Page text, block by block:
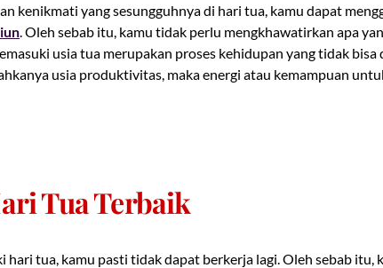
kenikmati yang sesungguhnya di hari tua, kamu dapat
. Oleh sebab itu, kamu tidak perlu mengkhawatirkan apa
usia tua merupakan proses kehidupan yang tidak bisa
usia produktivitas, maka energi atau kemampuan
Tua Terbaik
hari tua, kamu pasti tidak dapat berkerja lagi. Oleh sebab itu,